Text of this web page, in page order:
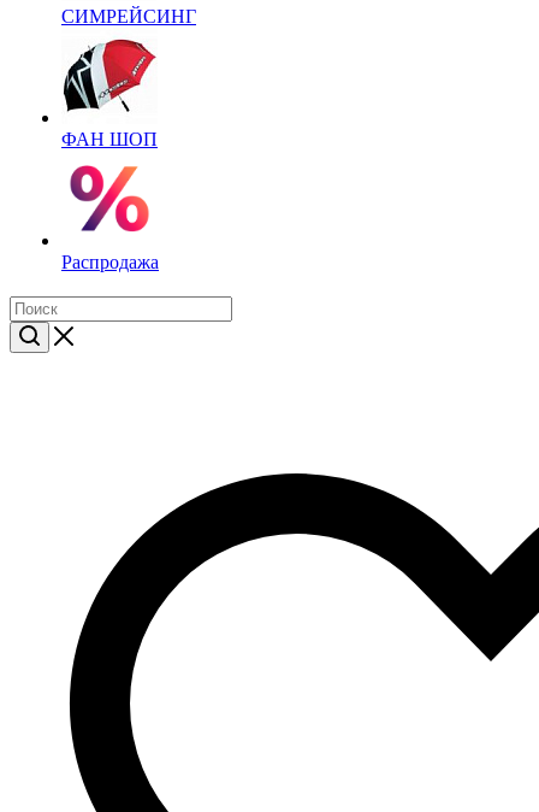
СИМРЕЙСИНГ
ФАН ШОП
Распродажа